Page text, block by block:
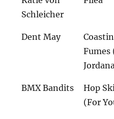
Schleicher
Dent May
Fumes
BMX Bandits
Hop
(For